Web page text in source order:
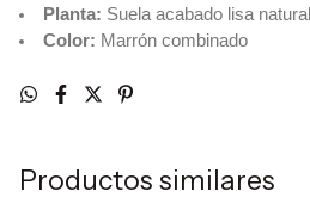
Planta: Suela acabado lisa natural
Color: Marrón combinado
Productos similares